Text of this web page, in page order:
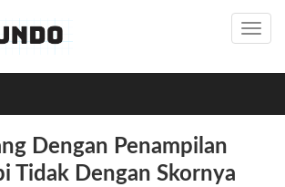
Dengan Penampilan
Tidak Dengan Skornya